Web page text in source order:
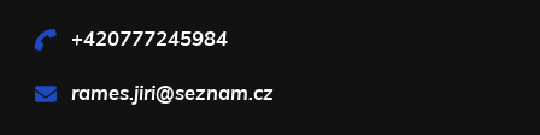
+420777245984
rames.jiri@seznam.cz